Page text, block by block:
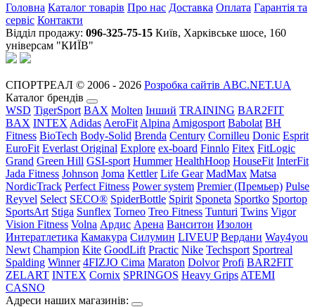
Головна Каталог товарів Про нас Доставка Оплата Гарантія та
сервіс Контакти
Відділ продажу: 096-325-75-15 Київ, Харківське шосе, 160
універсам "КИЇВ"
СПОРТРЕАЛ © 2006 - 2026 Розробка сайтів ABC.NET.UA
Каталог брендів
WSD TigerSport BAX Molten Інший TRAINING BAR2FIT
BAX INTEX Adidas AeroFit Alpina Amigosport Babolat BH
Fitness BioTech Body-Solid Brenda Century Cornilleu Donic Esprit
EuroFit Everlast Original Explore ex-board Finnlo Fitex FitLogic
Grand Green Hill GSI-sport Hummer HealthHoop HouseFit InterFit
Jada Fitness Johnson Joma Kettler Life Gear MadMax Matsa
NordicTrack Perfect Fitness Power system Premier (Премьер) Pulse
Reyvel Select SECO® SpiderBottle Spirit Sponeta Sportko Sportop
SportsArt Stiga Sunflex Torneo Treo Fitness Tunturi Twins Vigor
Vision Fitness Volna Ардис Арена Ванситон Изолон
Интератлетика Камакура Силумин LIVEUP Вердани Way4you
Newt Champion Kite GoodLift Practic Nike Techsport Sportreal
Spalding Winner 4FIZJO Cima Maraton Dolvor Profi BAR2FIT
ZELART INTEX Cornix SPRINGOS Heavy Grips ATEMI
CASNO
Адреси наших магазинів: